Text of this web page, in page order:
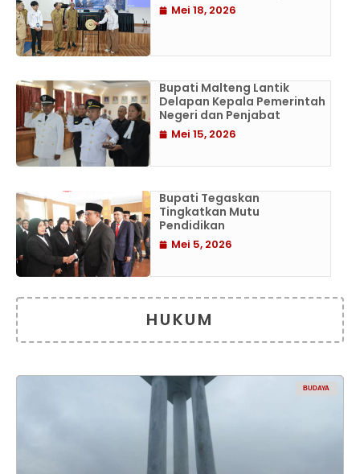
Mei 18, 2026
Bupati Malteng Lantik
Delapan Kepala Pemerintah
Negeri dan Penjabat
Mei 15, 2026
Bupati Tegaskan
Tingkatkan Mutu
Pendidikan
Mei 5, 2026
HUKUM
BUDAYA